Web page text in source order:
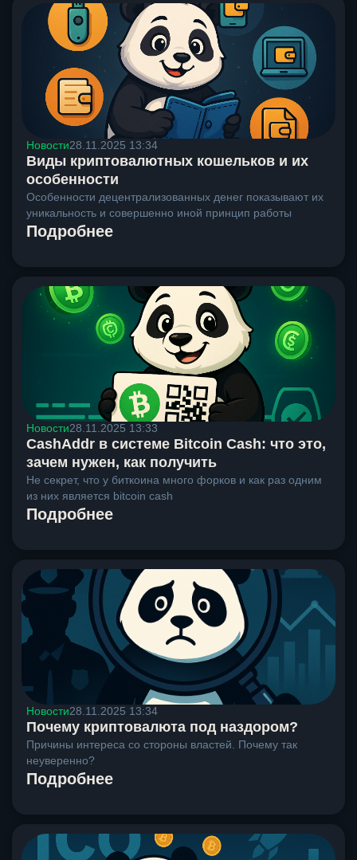
Новости28.11.2025 13:34
Виды криптовалютных кошельков и их
особенности
Особенности децентрализованных денег показывают их
уникальность и совершенно иной принцип работы
Подробнее
Новости28.11.2025 13:33
CashAddr в системе Bitcoin Cash: что это,
зачем нужен, как получить
Не секрет, что у биткоина много форков и как раз одним
из них является bitcoin cash
Подробнее
Новости28.11.2025 13:34
Почему криптовалюта под наздором?
Причины интереса со стороны властей. Почему так
неуверенно?
Подробнее